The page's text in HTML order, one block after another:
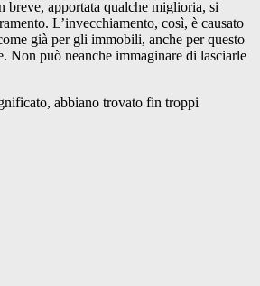
breve, apportata qualche miglioria, si
L’invecchiamento, così, è causato
già per gli immobili, anche per questo
Non può neanche immaginare di lasciarle
abbiano trovato fin troppi